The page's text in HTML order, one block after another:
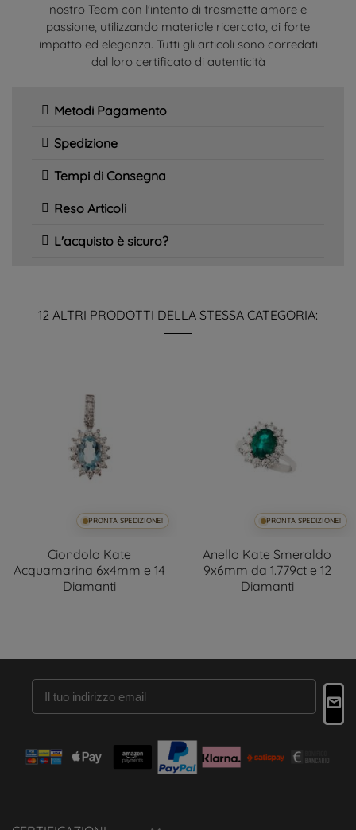
nostro Team con l'intento di trasmette amore e
passione, utilizzando materiale ricercato, di forte
impatto ed eleganza. Tutti gli articoli sono corredati
dal loro certificato di autenticità
Metodi Pagamento
Spedizione
Tempi di Consegna
Reso Articoli
L'acquisto è sicuro?
12 ALTRI PRODOTTI DELLA STESSA CATEGORIA:
PRONTA SPEDIZIONE!
Ciondolo Kate
Acquamarina 6x4mm e 14
Diamanti
PRONTA SPEDIZIONE!
Anello Kate Smeraldo
9x6mm da 1.779ct e 12
Diamanti